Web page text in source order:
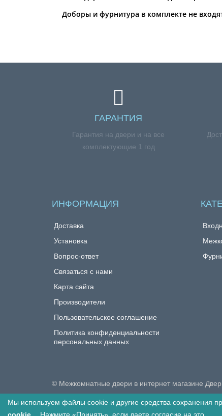
Доборы и фурнитура в комплекте не
ГАРАНТИЯ
Гарантия на двери и на все
комплектующие 1 год
ИНФОРМАЦИЯ
Доставка
Установка
Вопрос-ответ
Связаться с нами
Карта сайта
Производители
Пользовательское соглашение
Политика конфиденциальности
персональных данных
© Межкомнатные двери в интернет магазине
Мы используем файлы cookie и другие средства сохранения